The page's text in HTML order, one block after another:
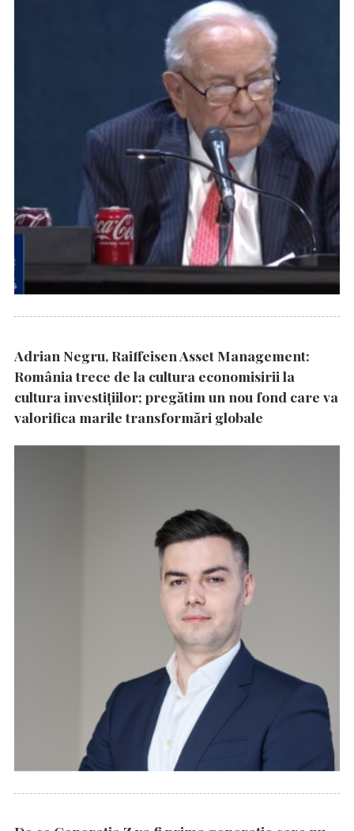
Adrian Negru, Raiffeisen Asset Management:
România trece de la cultura economisirii la
cultura investițiilor; pregătim un nou fond care va
valorifica marile transformări globale